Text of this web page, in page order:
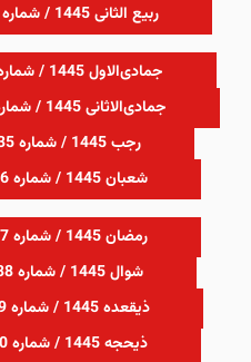
ربیع الثانی 1445 / شماره 132
جمادی‌الاول 1445 / شماره 133
جمادی‌الاثانی 1445 / شماره 134
رجب 1445 / شماره 135
شعبان 1445 / شماره 136
رمضان 1445 / شماره 137
شوال 1445 / شماره 138
ذیقعده 1445 / شماره 139
ذیحجه 1445 / شماره 140